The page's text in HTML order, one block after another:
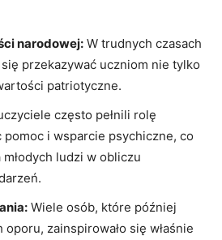
narodowej: W trudnych czasach
przekazywać uczniom nie tylko
patriotyczne.
często pełnili rolę
i wsparcie psychiczne, co
młodych ludzi w obliczu⁤
Wiele osób, które później
oporu, zainspirowało się właśnie⁢